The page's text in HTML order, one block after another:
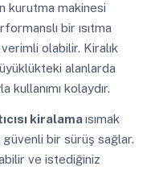
kurutma makinesi
bir ısıtma
olabilir. Kiralık
alanlarda
kullanımı kolaydır.
kiralamaısımak
güvenli bir sürüş sağlar.
ve istediğiniz